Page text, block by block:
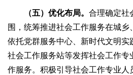
（五）优化布局。 合理确定社
围，统筹推进社会工作服务在城乡
依托党群服务中心、新时代文明实
社会工作服务站等发挥社会工作专
作服务。积极引导社会工作专业人